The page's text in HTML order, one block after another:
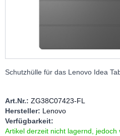
Schutzhülle für das Lenovo Idea
Art.Nr.: ZG38C07423-FL
Hersteller: Lenovo
Verfügbarkeit:
Artikel derzeit nicht lagernd,